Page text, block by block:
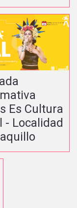
Es Cultura
- Localidad